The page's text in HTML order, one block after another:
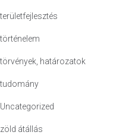
területfejlesztés
történelem
törvények, határozatok
tudomány
Uncategorized
zöld átállás